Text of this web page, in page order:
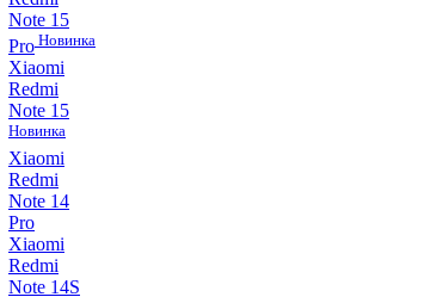
Note 15
Pro Новинка
Xiaomi
Redmi
Note 15
Новинка
Xiaomi
Redmi
Note 14
Pro
Xiaomi
Redmi
Note 14S